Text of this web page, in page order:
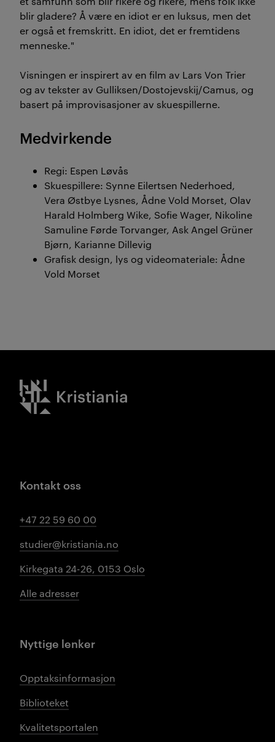
blir gladere? Å være en idiot er en luksus, men det
er også et fremskritt. En idiot, det er fremtidens
menneske."
Visningen er inspirert av en film av Lars Von Trier
og av tekster av Gulliksen/Dostojevskij/Camus, og
basert på improvisasjoner av skuespillerne.
Medvirkende
Regi: Espen Løvås
Skuespillere: Synne Eilertsen Nederhoed,
Vera Østbye Lysnes, Ådne Vold Morset, Olav
Harald Holmberg Wike, Sofie Wager, Nikoline
Samuline Førde Torvanger, Ask Angel Grüner
Bjørn, Karianne Dillevig
Grafisk design, lys og videomateriale: Ådne
Vold Morset
Kristiania logo
Kontakt oss
+47 22 59 60 00
studier@kristiania.no
Kirkegata 24-26, 0153 Oslo
Alle adresser
Nyttige lenker
Opptaksinformasjon
Biblioteket
Kvalitetsportalen